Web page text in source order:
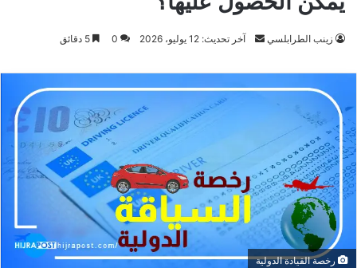
زينب الطرابلسي
أرسل
إلكترونيا
آخر تحديث: 12 يوليو، 2026 0
رخصة القيادة الدولية